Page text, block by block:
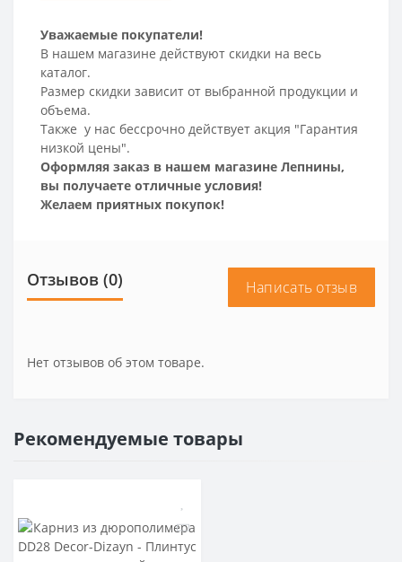
Уважаемые покупатели!
В нашем магазине действуют скидки на весь
каталог.
Размер скидки зависит от выбранной продукции и
объема.
Также у нас бессрочно действует акция "Гарантия
низкой цены".
Оформляя заказ в нашем магазине Лепнины,
вы получаете отличные условия!
Желаем приятных покупок!
Отзывов (0) Написать отзыв
Нет отзывов об этом товаре.
Рекомендуемые товары